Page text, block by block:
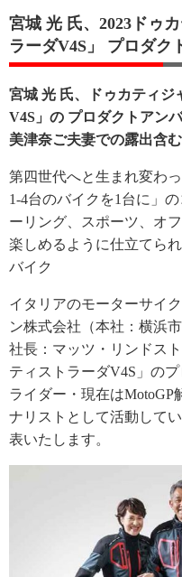
宮城 光 氏、2023ドゥ
ラーダV4S」 プロダク
宮城 光 氏、ドゥカティジ
V4S」の プロダクトアン
美津奈ご夫妻での露出含む
第四世代へと生まれ変わっ
1‐4台のバイクを1台に」
ーリング、スポーツ、オ
楽しめるように仕立てら
バイク
イタリアのモーターサイ
ン株式会社（本社：横浜
社長：マッツ・リンドス
ティストラーダV4S」の
ライダー・現在は
ナリストとして活動して
表いたします。